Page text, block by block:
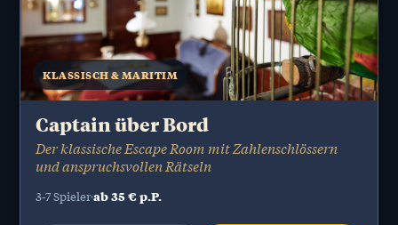
KLASSISCH & MARITIM
Captain über Bord
Der klassische Escape Room mit Zahlenschlössern
und anspruchsvollen Rätseln
3-7 Spielerab 35 € p.P.